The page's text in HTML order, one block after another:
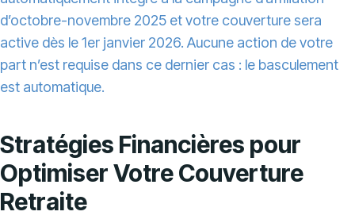
d’octobre-novembre 2025 et votre couverture sera
active dès le 1er janvier 2026. Aucune action de votre
part n’est requise dans ce dernier cas : le basculement
est automatique.
Stratégies Financières pour
Optimiser Votre Couverture
Retraite